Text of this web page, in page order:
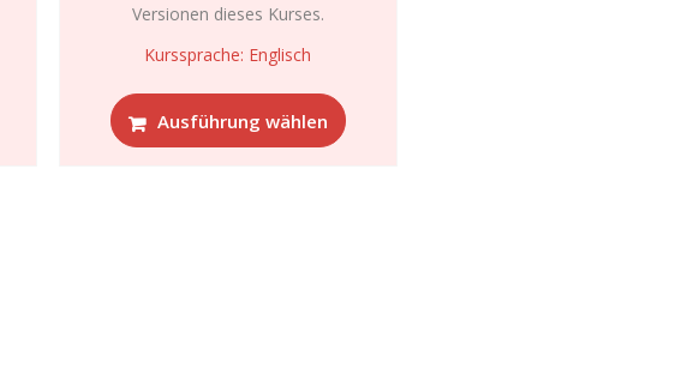
Versionen dieses Kurses.
Kurssprache: Englisch
Ausführung wählen